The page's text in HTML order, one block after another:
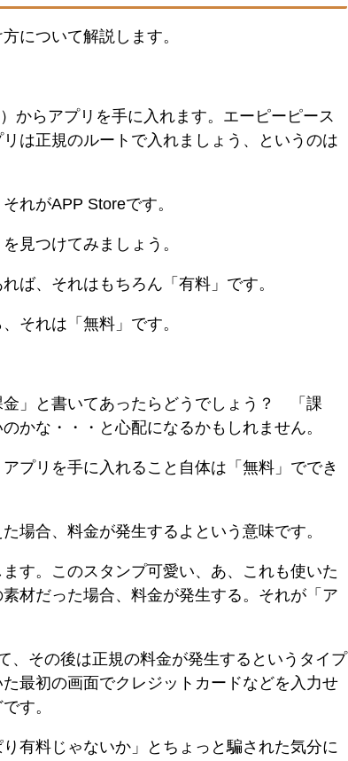
について解説します。
からアプリを手に入れます。エーピーピース
は正規のルートで入れましょう、というのは
れがAPP Storeです。
見つけてみましょう。
ば、それはもちろん「有料」です。
それは「無料」です。
」と書いてあったらどうでしょう？ 「課
かな・・・と心配になるかもしれません。
プリを手に入れること自体は「無料」ででき
場合、料金が発生するよという意味です。
す。このスタンプ可愛い、あ、これも使いた
材だった場合、料金が発生する。それが「ア
、その後は正規の料金が発生するというタイプ
最初の画面でクレジットカードなどを入力せ
す。
有料じゃないか」とちょっと騙された気分に